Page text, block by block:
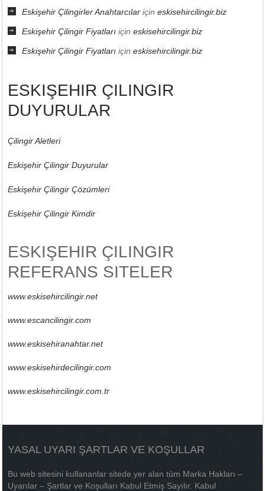
Eskişehir Çilingirler Anahtarcılar içineskisehircilingir.biz
Eskişehir Çilingir Fiyatları içineskisehircilingir.biz
Eskişehir Çilingir Fiyatları içineskisehircilingir.biz
ESKIŞEHIR ÇILINGIR
DUYURULAR
Çilingir Aletleri
Eskişehir Çilingir Duyurular
Eskişehir Çilingir Çözümleri
Eskişehir Çilingir Kimdir
ESKIŞEHIR ÇILINGIR
REFERANS SITELER
www.eskisehircilingir.net
www.escancilingir.com
www.eskisehiranahtar.net
www.eskisehirdecilingir.com
www.eskisehircilingir.com.tr
YASAL UYARI ŞARTLAR VE KOŞULLAR
Bu web sitesini kullananlar sitede yer alan tüm Marka Hakları –
Uyarılar – Şartlar ve Koşulları Kabul Etmiş Sayılır. Kabul